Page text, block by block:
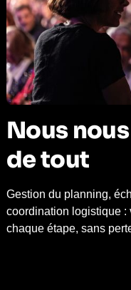
Nous
de tout
Gestion du planning,
coordination logistique :
chaque étape, sans